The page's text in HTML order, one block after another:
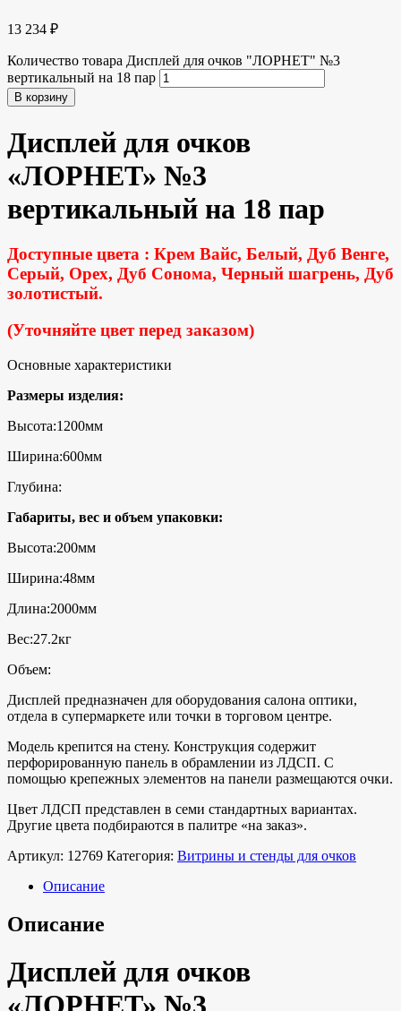
13 234 ₽
Количество товара Дисплей для очков "ЛОРНЕТ" №3
вертикальный на 18 пар
В корзину
Дисплей для очков
«ЛОРНЕТ» №3
вертикальный на 18 пар
Доступные цвета : Крем Вайс, Белый, Дуб Венге,
Серый, Орех, Дуб Сонома, Черный шагрень, Дуб
золотистый.
(Уточняйте цвет перед заказом)
Основные характеристики
Размеры изделия:
Высота:1200мм
Ширина:600мм
Глубина:
Габариты, вес и объем упаковки:
Высота:200мм
Ширина:48мм
Длина:2000мм
Вес:27.2кг
Объем:
Дисплей предназначен для оборудования салона оптики,
отдела в супермаркете или точки в торговом центре.
Модель крепится на стену. Конструкция содержит
перфорированную панель в обрамлении из ЛДСП. С
помощью крепежных элементов на панели размещаются очки.
Цвет ЛДСП представлен в семи стандартных вариантах.
Другие цвета подбираются в палитре «на заказ».
Артикул: 12769 Категория: Витрины и стенды для очков
Описание
Описание
Дисплей для очков